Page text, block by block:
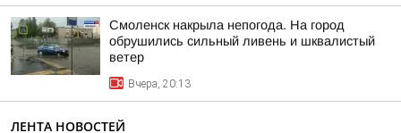
Смоленск накрыла непогода. На город
обрушились сильный ливень и шквалистый
ветер
Вчера, 20:13
ЛЕНТА НОВОСТЕЙ